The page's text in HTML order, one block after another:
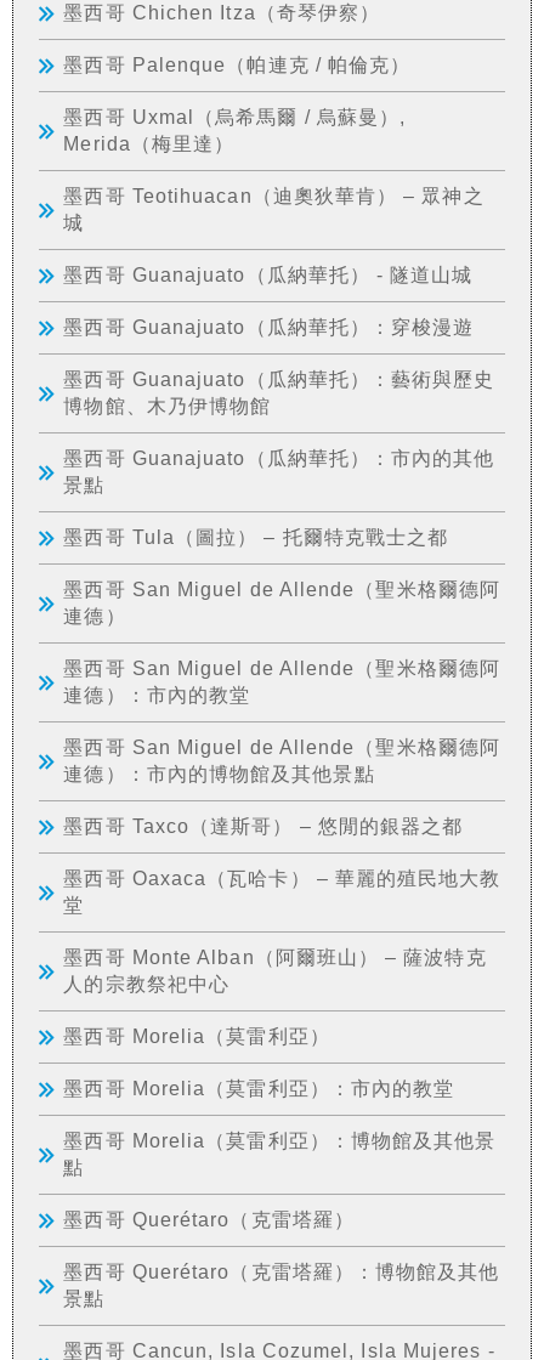
墨西哥 Chichen Itza（奇琴伊察）
墨西哥 Palenque（帕連克 / 帕倫克）
墨西哥 Uxmal（烏希馬爾 / 烏蘇曼）,
Merida（梅里達）
墨西哥 Teotihuacan（迪奧狄華肯） – 眾神之
城
墨西哥 Guanajuato（瓜納華托） - 隧道山城
墨西哥 Guanajuato（瓜納華托）：穿梭漫遊
墨西哥 Guanajuato（瓜納華托）：藝術與歷史
博物館、木乃伊博物館
墨西哥 Guanajuato（瓜納華托）：市內的其他
景點
墨西哥 Tula（圖拉） – 托爾特克戰士之都
墨西哥 San Miguel de Allende（聖米格爾德阿
連德）
墨西哥 San Miguel de Allende（聖米格爾德阿
連德）：市內的教堂
墨西哥 San Miguel de Allende（聖米格爾德阿
連德）：市內的博物館及其他景點
墨西哥 Taxco（達斯哥） – 悠閒的銀器之都
墨西哥 Oaxaca（瓦哈卡） – 華麗的殖民地大教
堂
墨西哥 Monte Alban（阿爾班山） – 薩波特克
人的宗教祭祀中心
墨西哥 Morelia（莫雷利亞）
墨西哥 Morelia（莫雷利亞）：市內的教堂
墨西哥 Morelia（莫雷利亞）：博物館及其他景
點
墨西哥 Querétaro（克雷塔羅）
墨西哥 Querétaro（克雷塔羅）：博物館及其他
景點
墨西哥 Cancun, Isla Cozumel, Isla Mujeres -